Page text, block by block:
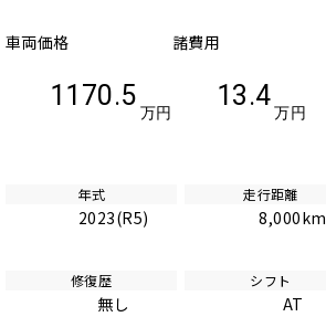
車両価格
1170.5
万円
諸費用
13.4
万円
年式
2023(R5)
走行距離
8,000km
修復歴
無し
シフト
AT